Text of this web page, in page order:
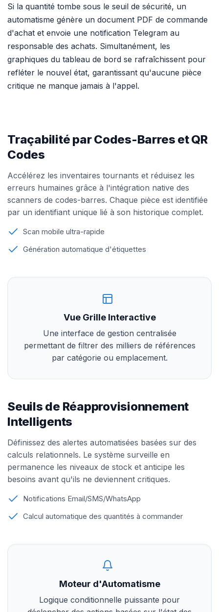
Si la quantité tombe sous le seuil de sécurité, un
automatisme génère un document PDF de commande
d'achat et envoie une notification Telegram au
responsable des achats. Simultanément, les
graphiques du tableau de bord se rafraîchissent pour
refléter le nouvel état, garantissant qu'aucune pièce
critique ne manque jamais à l'appel.
Traçabilité par Codes-Barres et QR
Codes
Accélérez les inventaires tournants et réduisez les
erreurs humaines grâce à l'intégration native des
scanners de codes-barres. Chaque pièce est identifiée
par un identifiant unique lié à son historique complet.
Scan mobile ultra-rapide
Génération automatique d'étiquettes
Vue Grille Interactive
Une interface de gestion centralisée
permettant de filtrer des milliers de références
par catégorie ou emplacement.
Seuils de Réapprovisionnement
Intelligents
Définissez des alertes automatisées basées sur des
calculs relationnels. Le système surveille en
permanence les niveaux de stock et anticipe les
besoins avant qu'ils ne deviennent critiques.
Notifications Email/SMS/WhatsApp
Calcul automatique des quantités à commander
Moteur d'Automatisme
Logique conditionnelle puissante pour